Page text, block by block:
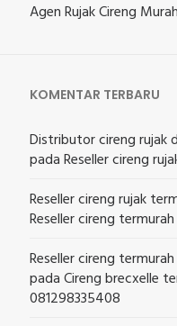
Agen Rujak Cireng
KOMENTAR TERBARU
Distributor cireng rujak
padaReseller cireng
Reseller cireng rujak
Reseller cireng
Reseller cireng
padaCireng brecxelle
081298335408